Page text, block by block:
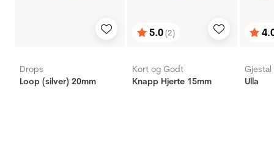
Drops
Loop (silver) 20mm
Betyg:
5.0(2)
utav 5 stjärnor
Kort og Godt
Knapp Hjerte 15mm
utav
Gjestal
Ulla